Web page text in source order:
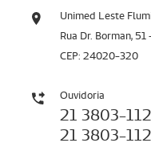
Unimed Leste
Rua Dr. Borman,
CEP: 24020-320
Ouvidoria
21 3803-
21 3803-